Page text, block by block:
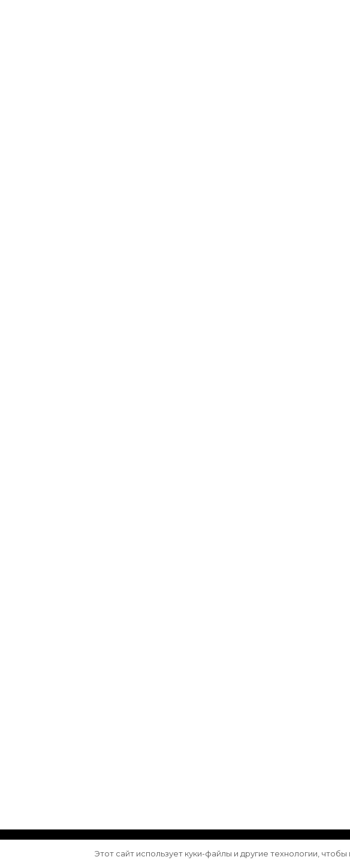
© Авторское право 2026 . Все права защищены. Vilva |
Этот сайт использует куки-файлы и другие технологии,